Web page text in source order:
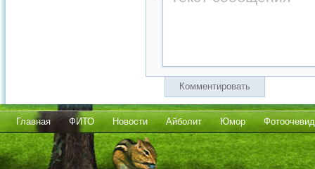
Комментировать
Главная ФИТО Новости Айболит Юмор